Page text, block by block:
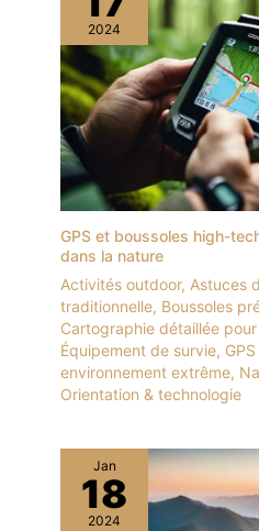
2024
GPS et boussoles high-
dans la nature
Activités outdoor, Astuces
traditionnelle, Boussoles
Cartographie détaillée
Équipement de survie,
environnement extrême,
Orientation & technologie
Jan
18
2024